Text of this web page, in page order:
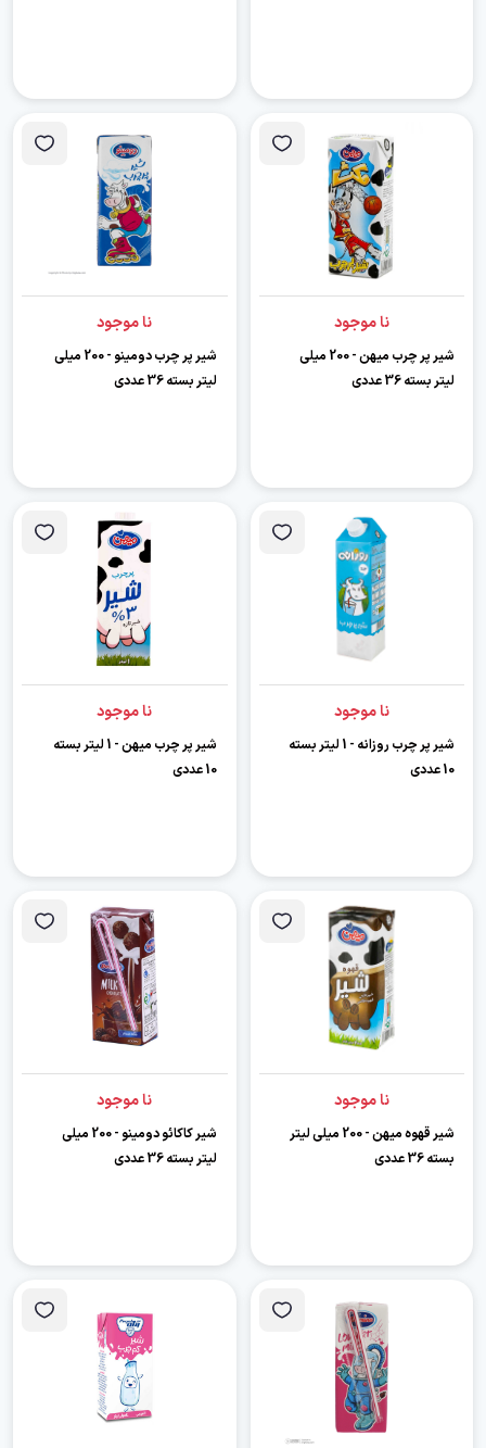
نا موجود
شیر پر چرب میهن - 200 میلی
لیتر بسته 36 عددی
نا موجود
شیر پر چرب دومینو - 200 میلی
لیتر بسته 36 عددی
نا موجود
شیر پر چرب روزانه - 1 لیتر بسته
10 عددی
نا موجود
شیر پر چرب میهن - 1 لیتر بسته
10 عددی
نا موجود
شیر قهوه میهن - 200 میلی لیتر
بسته 36 عددی
نا موجود
شیر کاکائو دومینو - 200 میلی
لیتر بسته 36 عددی